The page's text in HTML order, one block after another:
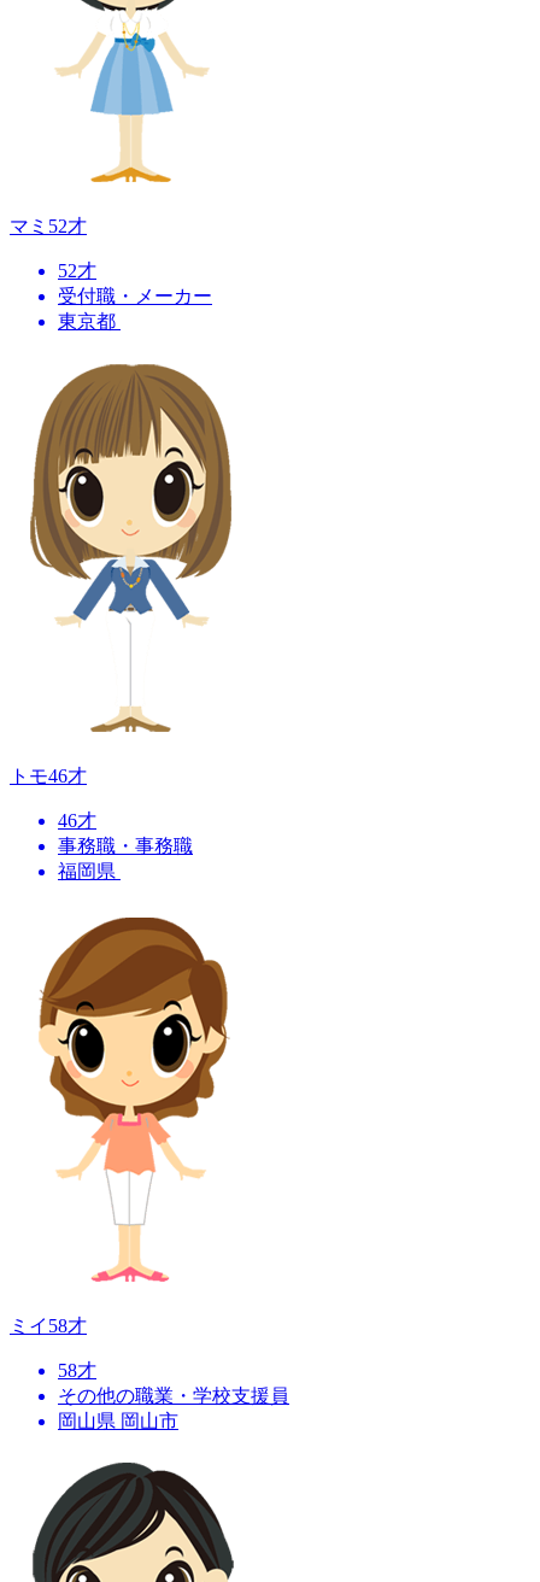
マミ 52才
52才
受付職・メーカー
東京都
トモ46才
46才
事務職・事務職
福岡県
ミイ 58才
58才
その他の職業・学校支援員
岡山県 岡山市